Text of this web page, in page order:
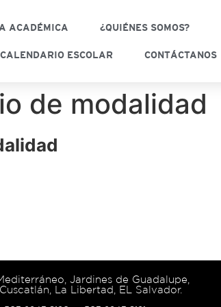
ACADÉMICA ¿QUIÉNES SOMOS?
CALENDARIO ESCOLAR CONTÁCTANOS
de modalidad
Jardines de Guadalupe,
La Libertad, EL Salvador.